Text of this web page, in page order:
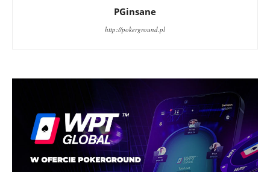
PGinsane
http://pokerground.pl